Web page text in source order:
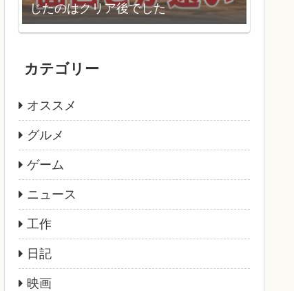
じたのはクリア後でした
カテゴリー
オススメ
グルメ
ゲーム
ニュース
工作
日記
映画